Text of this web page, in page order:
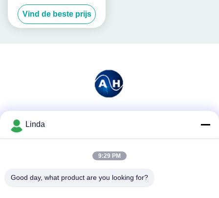
de vrije aminozuren
Vind de beste prijs
Linda
9:29 PM
Good day, what product are you looking for?